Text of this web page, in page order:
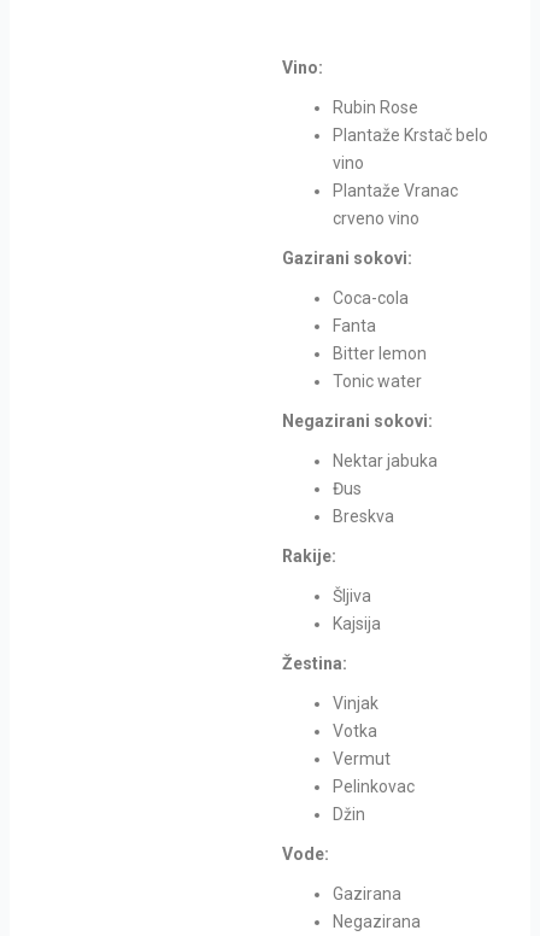
Vino:
Rubin Rose
Plantaže Krstač belo
vino
Plantaže Vranac
crveno vino
Gazirani sokovi:
Coca-cola
Fanta
Bitter lemon
Tonic water
Negazirani sokovi:
Nektar jabuka
Đus
Breskva
Rakije:
Šljiva
Kajsija
Žestina:
Vinjak
Votka
Vermut
Pelinkovac
Džin
Vode:
Gazirana
Negazirana